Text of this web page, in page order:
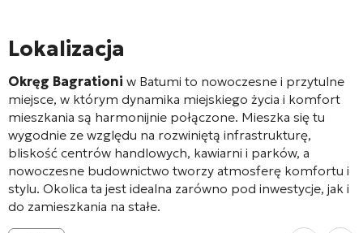
Lokalizacja
Okręg Bagrationi w Batumi to nowoczesne i przytulne
miejsce, w którym dynamika miejskiego życia i komfort
mieszkania są harmonijnie połączone. Mieszka się tu
wygodnie ze względu na rozwiniętą infrastrukturę,
bliskość centrów handlowych, kawiarni i parków, a
nowoczesne budownictwo tworzy atmosferę komfortu i
stylu. Okolica ta jest idealna zarówno pod inwestycje, jak i
do zamieszkania na stałe.